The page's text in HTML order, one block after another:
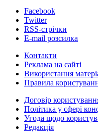
Facebook
Twitter
RSS-стрічки
E-mail розсилка
Контакти
Реклама на сайті
Використання
Правила
Договір
Політика у сфері
Угода щодо
Редакція